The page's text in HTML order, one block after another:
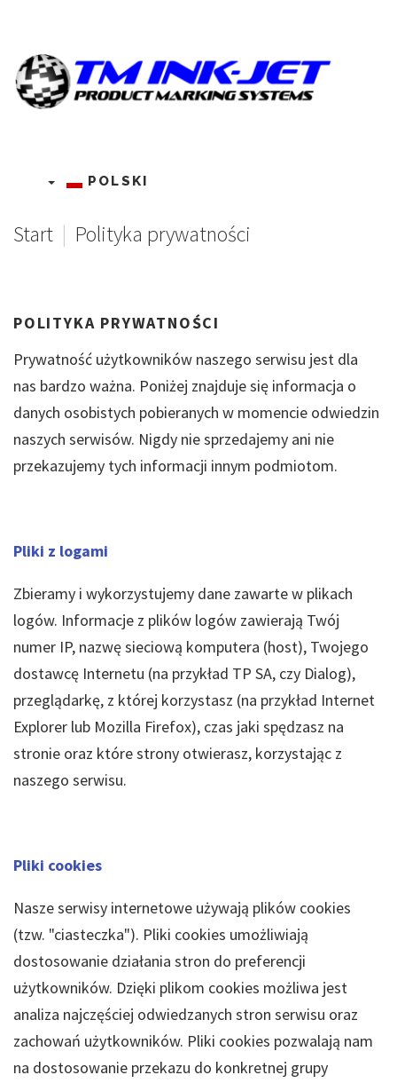
POLSKI
Start | Polityka prywatności
POLITYKA PRYWATNOŚCI
Prywatność użytkowników naszego serwisu jest dla
nas bardzo ważna. Poniżej znajduje się informacja o
danych osobistych pobieranych w momencie odwiedzin
naszych serwisów. Nigdy nie sprzedajemy ani nie
przekazujemy tych informacji innym podmiotom.
Pliki z logami
Zbieramy i wykorzystujemy dane zawarte w plikach
logów. Informacje z plików logów zawierają Twój
numer IP, nazwę sieciową komputera (host), Twojego
dostawcę Internetu (na przykład TP SA, czy Dialog),
przeglądarkę, z której korzystasz (na przykład Internet
Explorer lub Mozilla Firefox), czas jaki spędzasz na
stronie oraz które strony otwierasz, korzystając z
naszego serwisu.
Pliki cookies
Nasze serwisy internetowe używają plików cookies
(tzw. "ciasteczka"). Pliki cookies umożliwiają
dostosowanie działania stron do preferencji
użytkowników. Dzięki plikom cookies możliwa jest
analiza najczęściej odwiedzanych stron serwisu oraz
zachowań użytkowników. Pliki cookies pozwalają nam
na dostosowanie przekazu do konkretnej grupy